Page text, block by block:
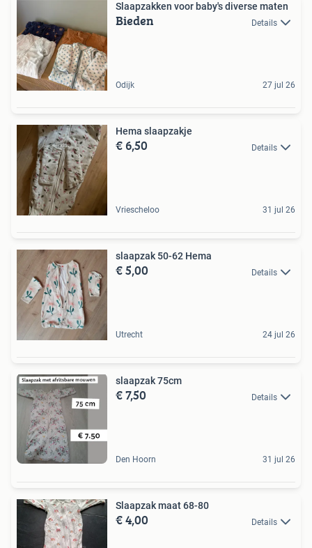
Slaapzakken voor baby's diverse maten
Bieden Details
Odijk 27 jul 26
Hema slaapzakje
€ 6,50 Details
Vriescheloo 31 jul 26
slaapzak 50-62 Hema
€ 5,00 Details
Utrecht 24 jul 26
slaapzak 75cm
€ 7,50 Details
Den Hoorn 31 jul 26
Slaapzak maat 68-80
€ 4,00 Details